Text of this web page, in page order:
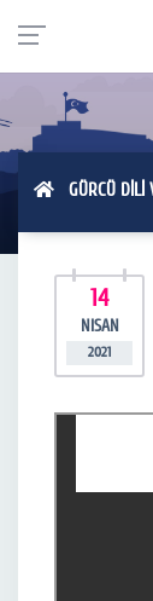
GÜRCÜ DİLİ
14
NISAN
2021